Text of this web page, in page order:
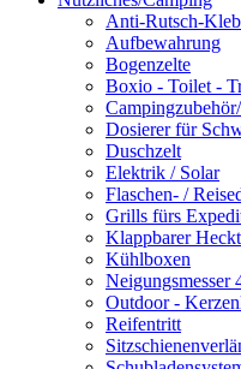
Anti-Rutsch-
Aufbewahrung
Bogenzelte
Boxio - Toilet -
Dosierer für
Duschzelt
Elektrik / Solar
Flaschen- /
Grills fürs
Klappbarer
Kühlboxen
Neigungsmesser
Outdoor -
Reifentritt